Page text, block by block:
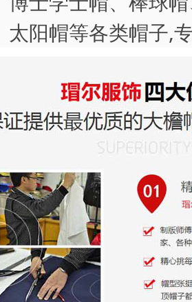
太阳帽等各类帽子,